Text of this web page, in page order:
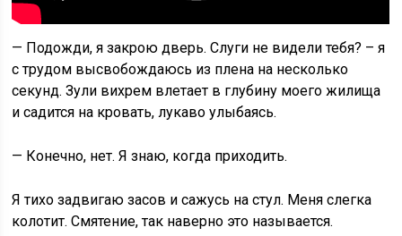
— Подожди, я закрою дверь. Слуги не видели тебя? – я
с трудом высвобождаюсь из плена на несколько
секунд. Зули вихрем влетает в глубину моего жилища
и садится на кровать, лукаво улыбаясь.
— Конечно, нет. Я знаю, когда приходить.
Я тихо задвигаю засов и сажусь на стул. Меня слегка
колотит. Смятение, так наверно это называется.